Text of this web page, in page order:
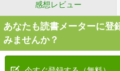
感想レビュー
あなたも読書メーターに登
みませんか？